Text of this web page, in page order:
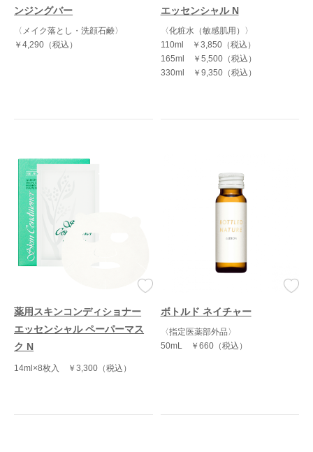
ンジングバー
〈メイク落とし・洗顔石鹸〉
￥4,290（税込）
エッセンシャル N
〈化粧水（敏感肌用）〉
110ml
￥3,850（税込）
165ml
￥5,500（税込）
330ml
￥9,350（税込）
薬用スキンコンディショナー
エッセンシャル ペーパーマス
ク N
14ml×8枚入 ￥3,300（税込）
ボトルド ネイチャー
〈指定医薬部外品〉
50mL
￥660（税込）